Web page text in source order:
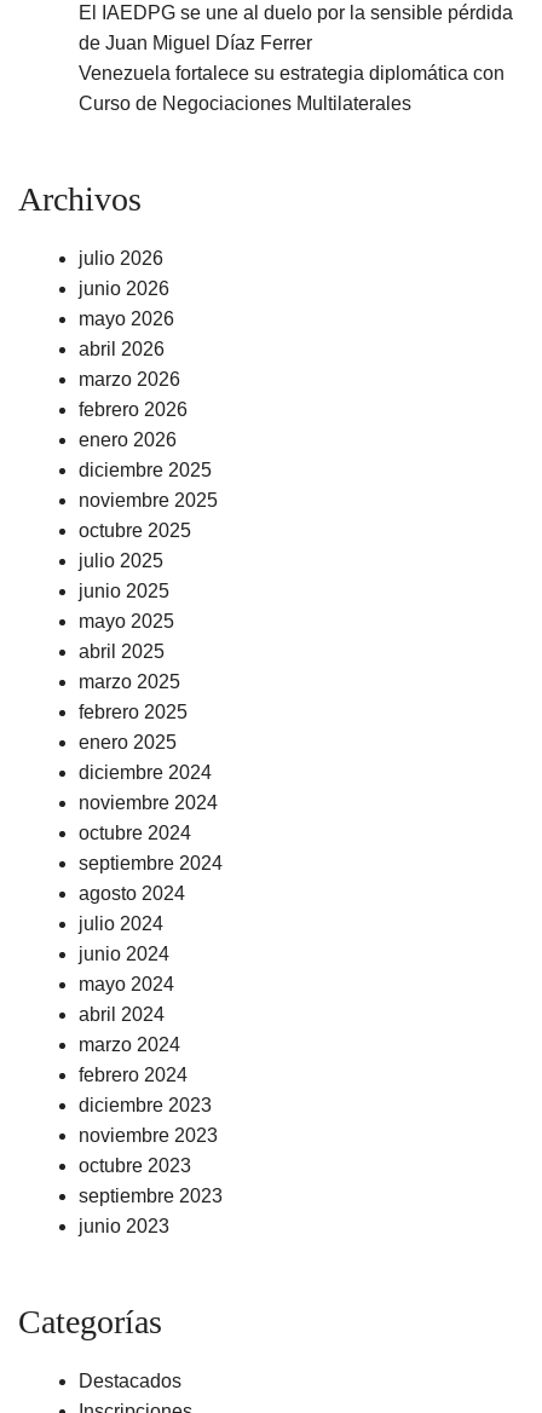
El IAEDPG se une al duelo por la sensible pérdida
de Juan Miguel Díaz Ferrer
Venezuela fortalece su estrategia diplomática con
Curso de Negociaciones Multilaterales
Archivos
julio 2026
junio 2026
mayo 2026
abril 2026
marzo 2026
febrero 2026
enero 2026
diciembre 2025
noviembre 2025
octubre 2025
julio 2025
junio 2025
mayo 2025
abril 2025
marzo 2025
febrero 2025
enero 2025
diciembre 2024
noviembre 2024
octubre 2024
septiembre 2024
agosto 2024
julio 2024
junio 2024
mayo 2024
abril 2024
marzo 2024
febrero 2024
diciembre 2023
noviembre 2023
octubre 2023
septiembre 2023
junio 2023
Categorías
Destacados